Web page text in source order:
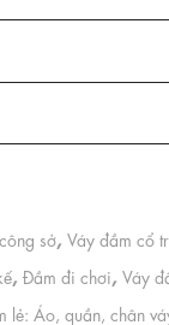
sở, Váy đầm cổ
, Đầm đi chơi, Váy
lẻ: Áo, quần, chân